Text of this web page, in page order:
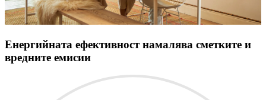
Енергийната ефективност намалява сметките и
вредните емисии